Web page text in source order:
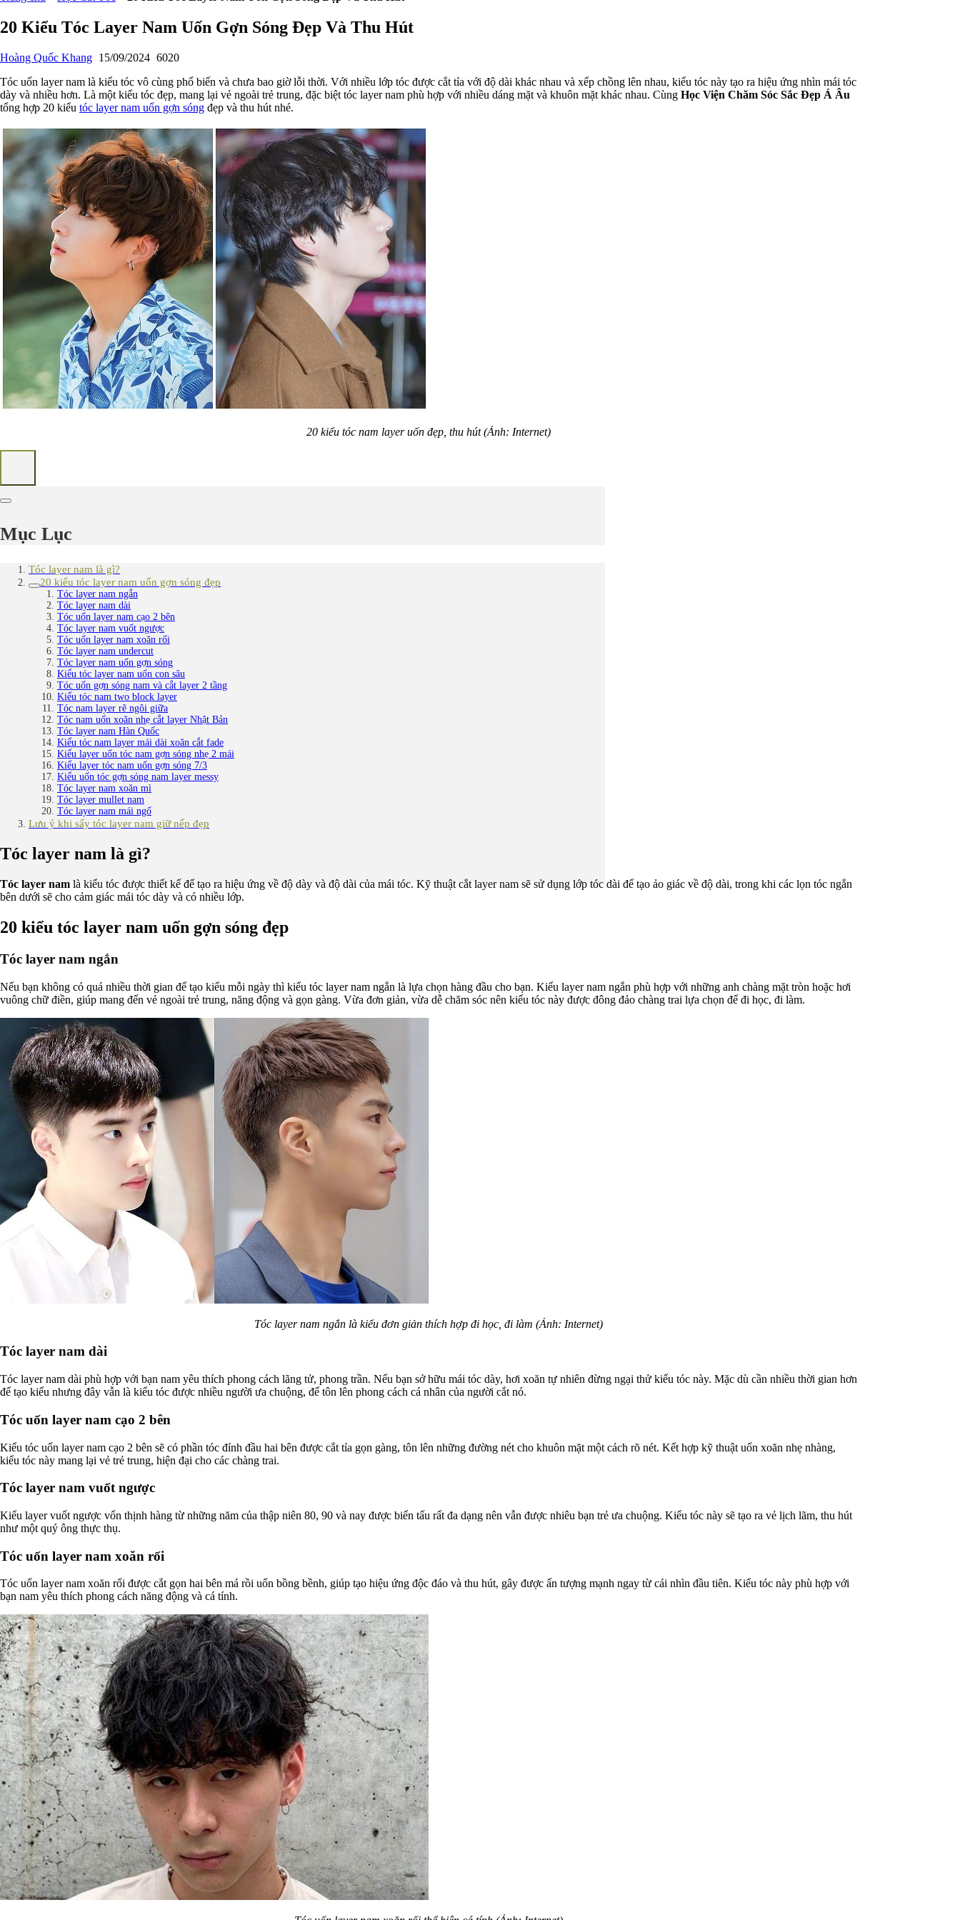
20 Kiểu Tóc Layer Nam Uốn Gợn Sóng Đẹp Và Thu Hút
Hoàng Quốc Khang 15/09/2024 6020
Tóc uốn layer nam là kiểu tóc vô cùng phổ biến và chưa bao giờ lỗi thời. Với nhiều lớp tóc được cắt tỉa với độ dài khác nhau và xếp chồng lên nhau, kiểu tóc này tạo ra hiệu ứng nhìn mái tóc
dày và nhiều hơn. Là một kiểu tóc đẹp, mang lại vẻ ngoài trẻ trung, đặc biệt tóc layer nam phù hợp với nhiều dáng mặt và khuôn mặt khác nhau. Cùng Học Viện Chăm Sóc Sắc Đẹp Á Âu
tổng hợp 20 kiểu tóc layer nam uốn gợn sóng đẹp và thu hút nhé.
20 kiểu tóc nam layer uốn đẹp, thu hút (Ảnh: Internet)
Mục Lục
Tóc layer nam là gì?
20 kiểu tóc layer nam uốn gợn sóng đẹp
Tóc layer nam ngắn
Tóc layer nam dài
Tóc uốn layer nam cạo 2 bên
Tóc layer nam vuốt ngược
Tóc uốn layer nam xoăn rối
Tóc layer nam undercut
Tóc layer nam uốn gợn sóng
Kiểu tóc layer nam uốn con sâu
Tóc uốn gợn sóng nam và cắt layer 2 tầng
Kiểu tóc nam two block layer
Tóc nam layer rẽ ngôi giữa
Tóc nam uốn xoăn nhẹ cắt layer Nhật Bản
Tóc layer nam Hàn Quốc
Kiểu tóc nam layer mái dài xoăn cắt fade
Kiểu layer uốn tóc nam gợn sóng nhẹ 2 mái
Kiểu layer tóc nam uốn gợn sóng 7/3
Kiểu uốn tóc gợn sóng nam layer messy
Tóc layer nam xoăn mì
Tóc layer mullet nam
Tóc layer nam mái ngố
Lưu ý khi sấy tóc layer nam giữ nếp đẹp
Tóc layer nam là gì?
Tóc layer nam là kiểu tóc được thiết kế để tạo ra hiệu ứng về độ dày và độ dài của mái tóc. Kỹ thuật cắt layer nam sẽ sử dụng lớp tóc dài để tạo ảo giác về độ dài, trong khi các lọn tóc ngắn
bên dưới sẽ cho cảm giác mái tóc dày và có nhiều lớp.
20 kiểu tóc layer nam uốn gợn sóng đẹp
Tóc layer nam ngắn
Nếu bạn không có quá nhiều thời gian để tạo kiểu mỗi ngày thì kiểu tóc layer nam ngắn là lựa chọn hàng đầu cho bạn. Kiểu layer nam ngắn phù hợp với những anh chàng mặt tròn hoặc hơi
vuông chữ điền, giúp mang đến vẻ ngoài trẻ trung, năng động và gọn gàng. Vừa đơn giản, vừa dễ chăm sóc nên kiểu tóc này được đông đảo chàng trai lựa chọn để đi học, đi làm.
Tóc layer nam ngắn là kiểu đơn giản thích hợp đi học, đi làm (Ảnh: Internet)
Tóc layer nam dài
Tóc layer nam dài phù hợp với bạn nam yêu thích phong cách lãng tử, phong trần. Nếu bạn sở hữu mái tóc dày, hơi xoăn tự nhiên đừng ngại thử kiểu tóc này. Mặc dù cần nhiều thời gian hơn
để tạo kiểu nhưng đây vẫn là kiểu tóc được nhiều người ưa chuộng, để tôn lên phong cách cá nhân của người cắt nó.
Tóc uốn layer nam cạo 2 bên
Kiểu tóc uốn layer nam cạo 2 bên sẽ có phần tóc đỉnh đầu hai bên được cắt tỉa gọn gàng, tôn lên những đường nét cho khuôn mặt một cách rõ nét. Kết hợp kỹ thuật uốn xoăn nhẹ nhàng,
kiểu tóc này mang lại vẻ trẻ trung, hiện đại cho các chàng trai.
Tóc layer nam vuốt ngược
Kiểu layer vuốt ngược vốn thịnh hàng từ những năm của thập niên 80, 90 và nay được biến tấu rất đa dạng nên vẫn được nhiêu bạn trẻ ưa chuộng. Kiểu tóc này sẽ tạo ra vẻ lịch lãm, thu hút
như một quý ông thực thụ.
Tóc uốn layer nam xoăn rối
Tóc uốn layer nam xoăn rối được cắt gọn hai bên má rồi uốn bồng bềnh, giúp tạo hiệu ứng độc đáo và thu hút, gây được ấn tượng mạnh ngay từ cái nhìn đầu tiên. Kiểu tóc này phù hợp với
bạn nam yêu thích phong cách năng động và cá tính.